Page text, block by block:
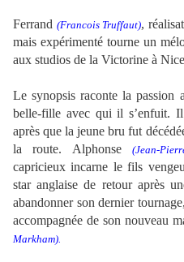
Ferrand (Francois Truffaut),
mais expérimenté tourne un
aux studios de la Victorine à
Le synopsis raconte la passion
belle-fille avec qui il s’enfuit.
après que la jeune bru fut
la route. Alphonse (Jean-
capricieux incarne le fils
star anglaise de retour après
abandonner son dernier
accompagnée de son nouveau
Markham).